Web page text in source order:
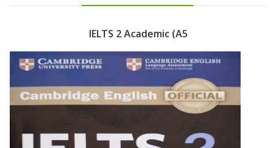
IELTS 2 Academic (A5